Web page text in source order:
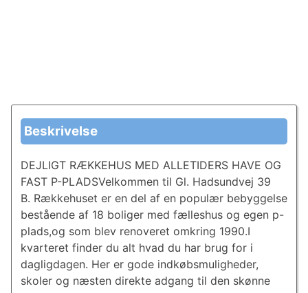
Beskrivelse
DEJLIGT RÆKKEHUS MED ALLETIDERS HAVE OG
FAST P-PLADSVelkommen til Gl. Hadsundvej 39
B. Rækkehuset er en del af en populær bebyggelse
bestående af 18 boliger med fælleshus og egen p-
plads,og som blev renoveret omkring 1990.I
kvarteret finder du alt hvad du har brug for i
dagligdagen. Her er gode indkøbsmuligheder,
skoler og næsten direkte adgang til den skønne